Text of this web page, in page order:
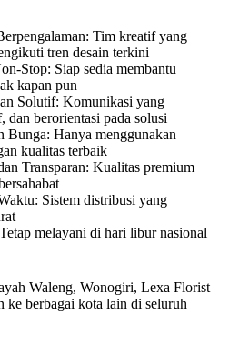
Tim kreatif yang
tren desain terkini
Stop: Siap sedia membantu
kapan pun
Solutif: Komunikasi yang
dan berorientasi pada solusi
Bunga: Hanya menggunakan
kualitas terbaik
Transparan: Kualitas premium
Sistem distribusi yang
melayani di hari libur nasional
Waleng, Wonogiri, Lexa Florist
ke berbagai kota lain di seluruh